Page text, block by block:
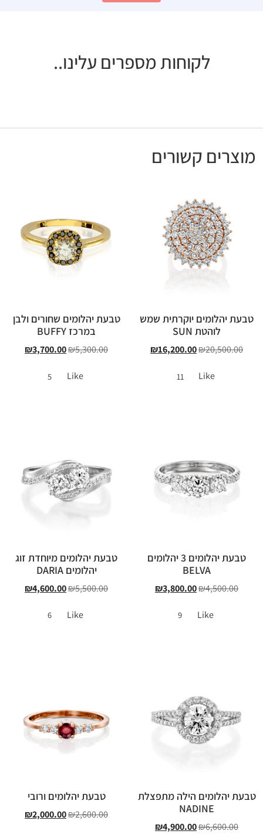
לקוחות מספרים עלינו..
מוצרים קשורים
טבעת יהלומים יוקרתית שמש
לוהטת SUN
₪20,500.00
₪16,200.00
Like
11
טבעת יהלומים שחורים ולבן
במרכז BUFFY
₪5,300.00
₪3,700.00
Like
5
טבעת יהלומים 3 יהלומים
BELVA
₪4,500.00
₪3,800.00
Like
9
טבעת יהלומים מיוחדת זוג
יהלומים DARIA
₪5,500.00
₪4,600.00
Like
6
טבעת יהלומים הילה מתפצלת
NADINE
₪6,600.00
₪4,900.00
טבעת יהלומים ורובי
₪2,600.00
₪2,000.00